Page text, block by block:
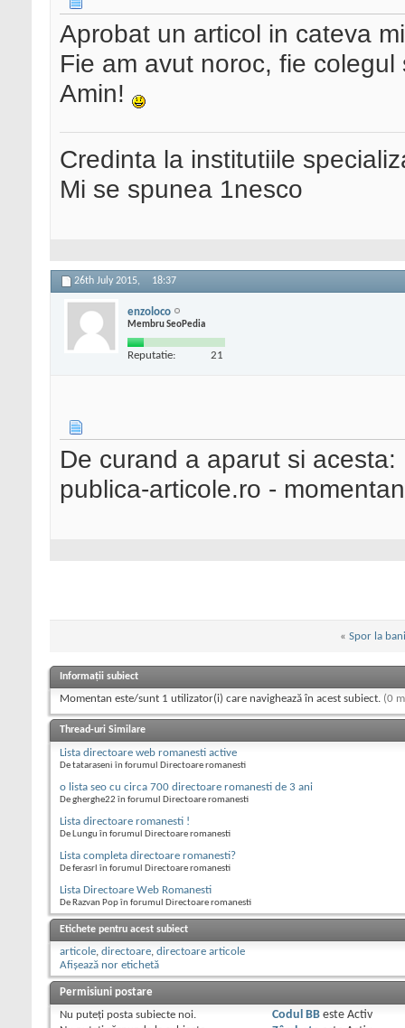
Aprobat un articol in cateva
Fie am avut noroc, fie
Amin!
Credinta la institutiile
Mi se spunea 1nesco
26th July 2015, 18:37
enzoloco
Membru SeoPedia
Reputatie: 21
De curand a aparut si acesta:
publica-articole.ro -
« Spor la
Informații subiect
Momentan este/sunt 1 utilizator(i) care navighează în acest subiect. (0
Thread-uri Similare
Lista directoare web romanesti active
De tataraseni în forumul Directoare romanesti
o lista seo cu circa 700 directoare romanesti de 3 ani
De gherghe22 în forumul Directoare romanesti
Lista directoare romanesti !
De Lungu în forumul Directoare romanesti
Lista completa directoare romanesti?
De ferasrl în forumul Directoare romanesti
Lista Directoare Web Romanesti
De Razvan Pop în forumul Directoare romanesti
Etichete pentru acest subiect
articole, directoare, directoare articole
Afișează nor etichetă
Permisiuni postare
Nu puteţi posta subiecte noi.
Codul BBeste Activ